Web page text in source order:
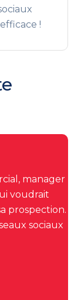
!
manager
voudrait
prospection.
sociaux